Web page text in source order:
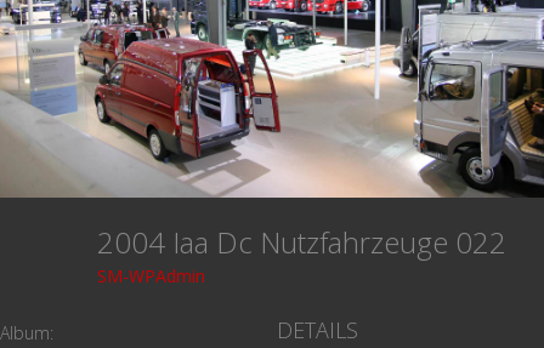
2004 Iaa Dc Nutzfahrzeuge 022
SM-WPAdmin
Album:
DETAILS